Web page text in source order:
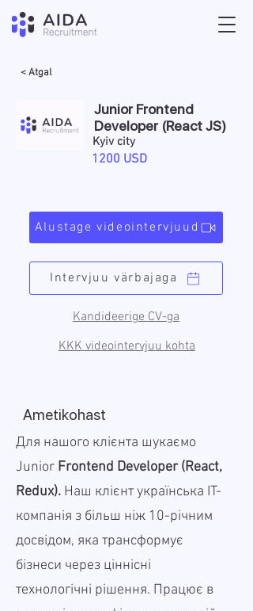
< Atgal
Junior Frontend
Developer (React JS)
Kyiv city
1200 USD
Alustage videointervjuud
Kandideerige CV-ga
Intervjuu värbajaga
KKK videointervjuu kohta
Ametikohast
Для нашого клієнта шукаємо
Junior Frontend Developer (React,
Redux). Наш клієнт українська IT-
компанія з більш ніж 10-річним
досвідом, яка трансформує
бізнеси через ціннісні
технологічні рішення. Працює в